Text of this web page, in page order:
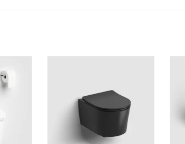
à
de
céramique noir mat ou blanc mat.
Set de montage inclus.
AJOUTER AU PANIER